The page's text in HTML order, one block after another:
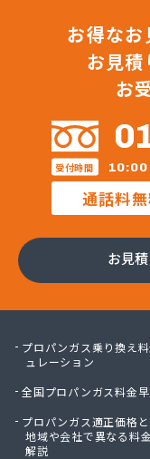
株式会社柴田産業
株式会社昭和ガス
株式会社松浦商会
株式会社松隈石
株式会社松山商店
株式会社新光
株式会社新光機器
株式会社進 藤
株式会社杉石油
株式会社西田商会
株式会社大栄産業
株式会社大同商会
株式会社大路商会
株式会社筑豊産業
株式会社筑豊商
株式会社筑豊商
お得なお
お見
お
受付時間
通話料
お見
プロパンガス乗り換え
ュレーション
全国プロパンガス料金
プロパンガス適正価格と
地域や会社で異なる料
解説